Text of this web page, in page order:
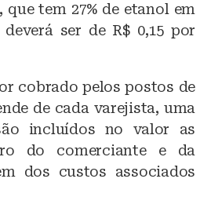
tem 27% de etanol em
ser de R$ 0,15 por
cobrado pelos postos de
de cada varejista, uma
incluídos no valor as
do comerciante e da
dos custos associados